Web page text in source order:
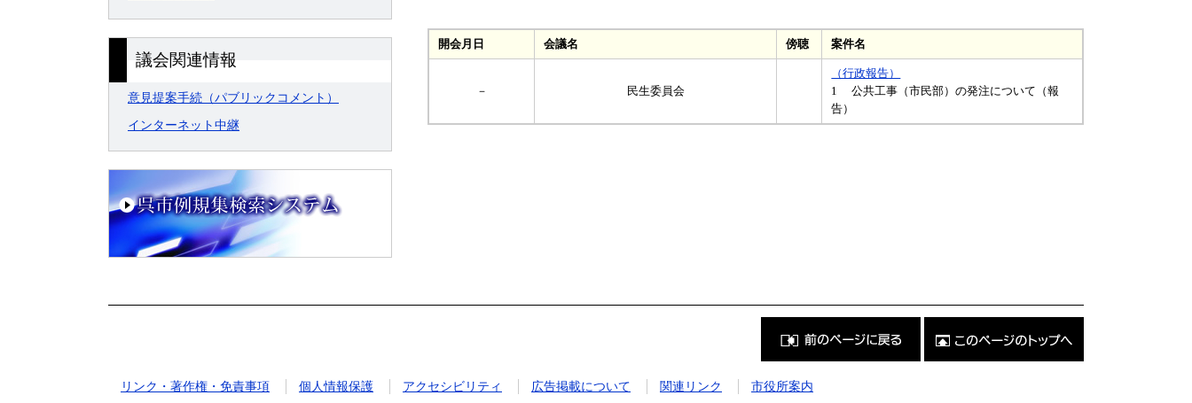
議会関連情報
意見提案手続（パブリックコメント）
インターネット中継
開会月日 会議名 傍聴 案件名
－ 民生委員会
（行政報告）
1 公共工事（市民部）の発注について（報
告）
ジ
の
リンク・著作権・免責事項 個人情報保護 アクセシビリティ 広告掲載について 関連リンク 市役所案内